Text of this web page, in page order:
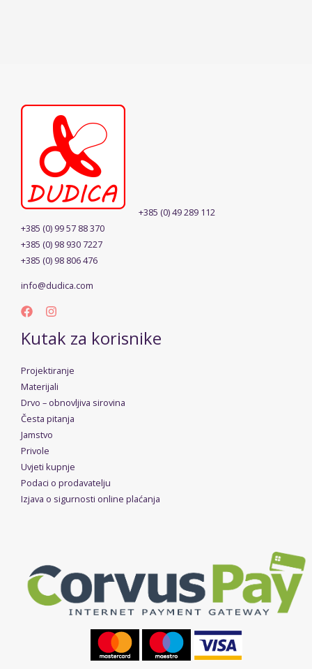
+385 (0) 49 289 112
+385 (0) 99 57 88 370
+385 (0) 98 930 7227
+385 (0) 98 806 476
info@dudica.com
Kutak za korisnike
Projektiranje
Materijali
Drvo – obnovljiva sirovina
Česta pitanja
Jamstvo
Privole
Uvjeti kupnje
Podaci o prodavatelju
Izjava o sigurnosti online plaćanja